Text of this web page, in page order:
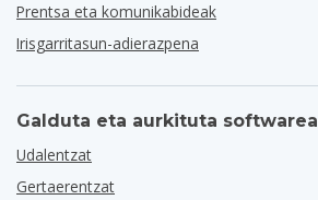
Prentsa eta komunikabideak
Irisgarritasun-adierazpena
Galduta eta aurkituta softwarea
Udalentzat
Gertaerentzat